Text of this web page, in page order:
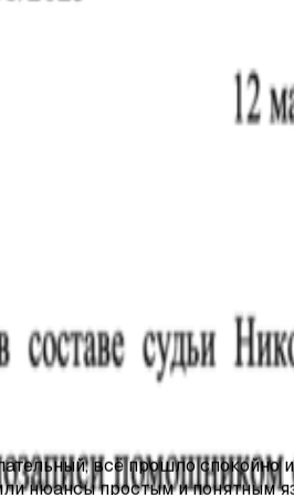
звонков банков и коллекторов.
всё прошло спокойно
нюансы простым и понятным